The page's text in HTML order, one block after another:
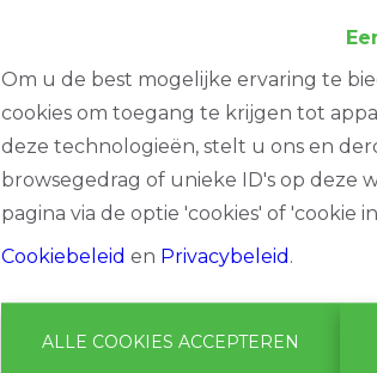
Om u de best mogelijke ervaring te
cookies om toegang te krijgen tot
deze technologieën, stelt u ons en
browsegedrag of unieke ID's op deze
pagina via de optie 'cookies' of 'cookie
Cookiebeleid en Privacybeleid .
ALLE COOKIES ACCEPTEREN